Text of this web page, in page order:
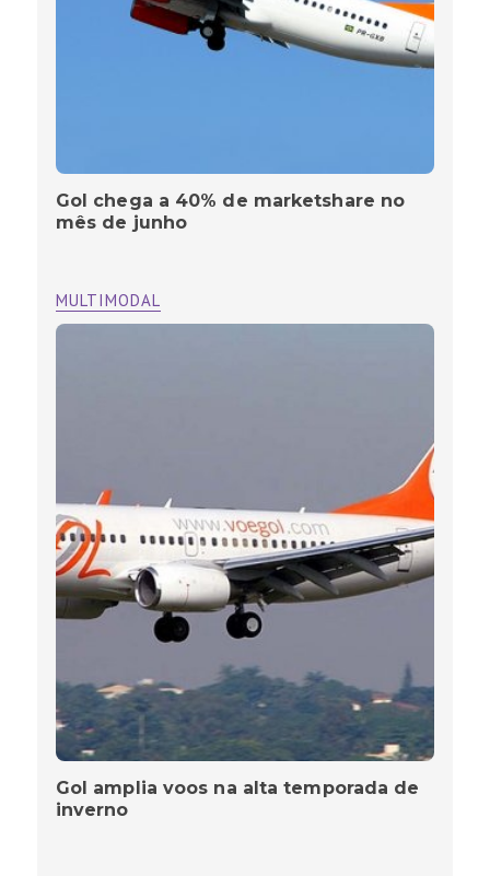
Gol chega a 40% de marketshare no
mês de junho
MULTIMODAL
Gol amplia voos na alta temporada de
inverno